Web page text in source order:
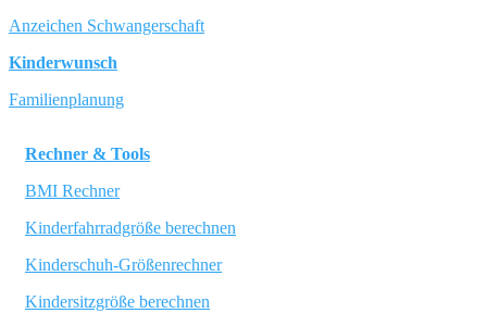
Anzeichen Schwangerschaft
Kinderwunsch
Familienplanung
Rechner & Tools
BMI Rechner
Kinderfahrradgröße berechnen
Kinderschuh-Größenrechner
Kindersitzgröße berechnen